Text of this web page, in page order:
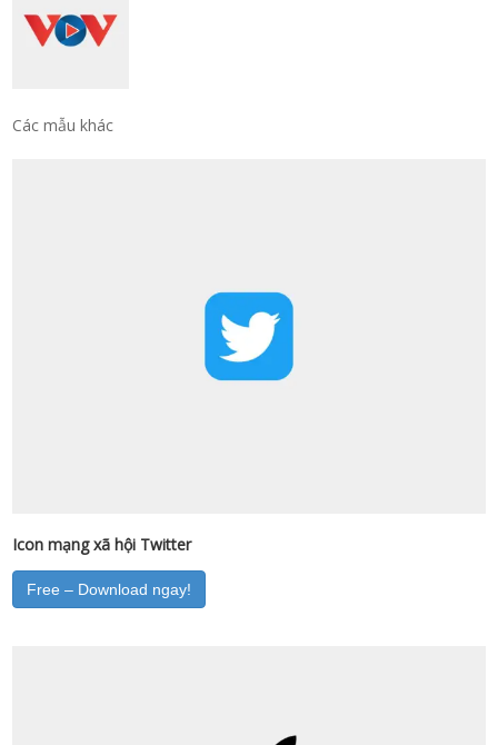
Các mẫu khác
Icon mạng xã hội Twitter
Free – Download ngay!